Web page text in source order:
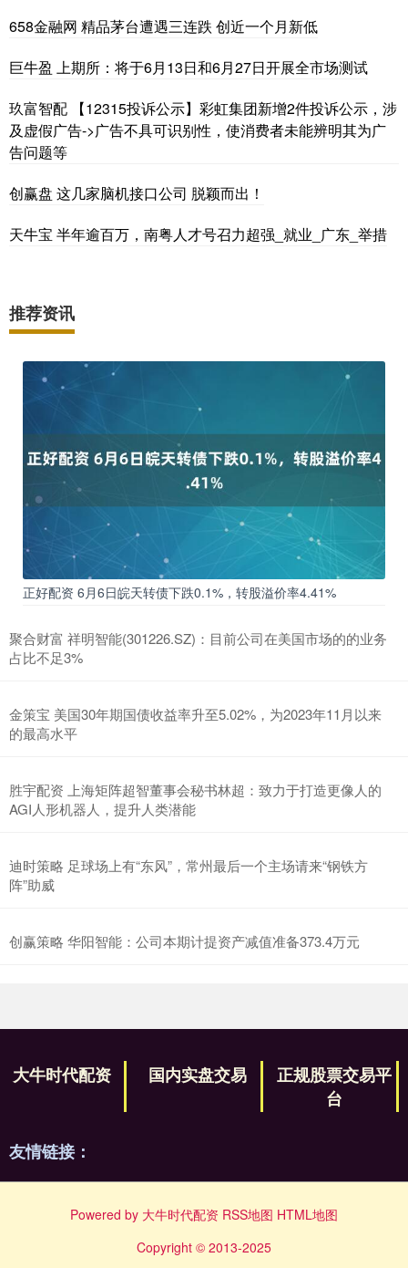
658金融网 精品茅台遭遇三连跌 创近一个月新低
巨牛盈 上期所：将于6月13日和6月27日开展全市场测试
玖富智配 【12315投诉公示】彩虹集团新增2件投诉公示，涉
及虚假广告->广告不具可识别性，使消费者未能辨明其为广
告问题等
创赢盘 这几家脑机接口公司 脱颖而出！
天牛宝 半年逾百万，南粤人才号召力超强_就业_广东_举措
推荐资讯
正好配资 6月6日皖天转债下跌0.1%，转股溢价率4.41%
聚合财富 祥明智能(301226.SZ)：目前公司在美国市场的的业务
占比不足3%
金策宝 美国30年期国债收益率升至5.02%，为2023年11月以来
的最高水平
胜宇配资 上海矩阵超智董事会秘书林超：致力于打造更像人的
AGI人形机器人，提升人类潜能
迪时策略 足球场上有“东风”，常州最后一个主场请来“钢铁方
阵”助威
创赢策略 华阳智能：公司本期计提资产减值准备373.4万元
大牛时代配资 国内实盘交易
正规股票交易平
台
友情链接：
Powered by 大牛时代配资 RSS地图 HTML地图
Copyright © 2013-2025